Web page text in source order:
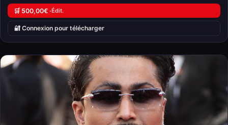
🛒 500,00€ ·Édit.
🔐 Connexion pour télécharger